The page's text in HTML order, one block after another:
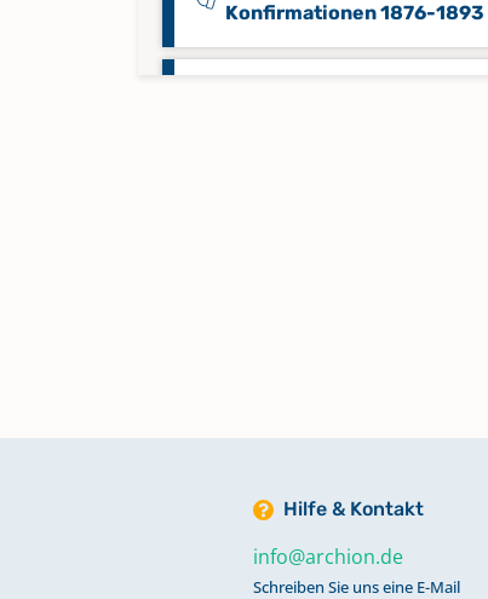
Konfirmationen 1876-1893
Kirchenbuch Neundorf:
1897
Hilfe & Kontakt
info@archion.de
Schreiben Sie uns eine E-Mail